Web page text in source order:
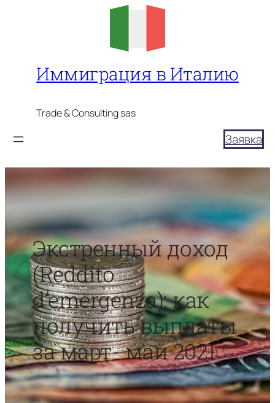
Иммиграция в Италию
Trade & Consulting sas
Заявка
Экстренный доход
(Reddito
d’emergenza): как
получить выплаты
за март- май 2021